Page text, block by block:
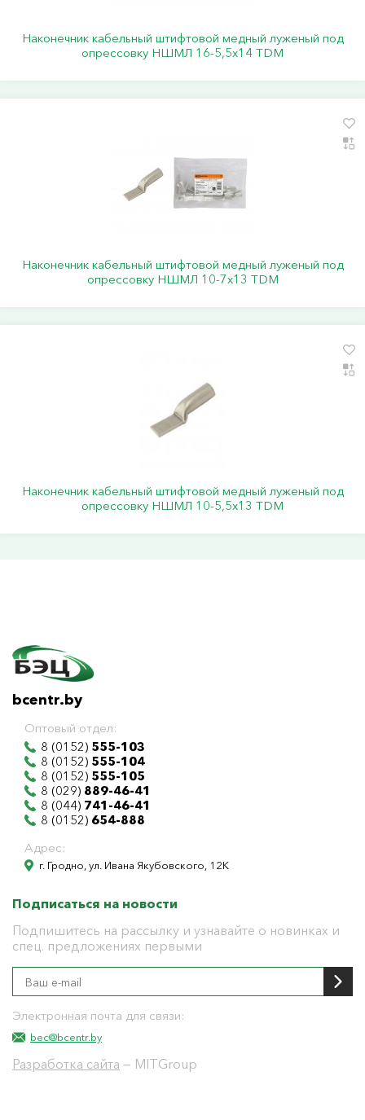
Наконечник кабельный штифтовой медный луженый под
опрессовку НШМЛ 16-5,5х14 TDM
Наконечник кабельный штифтовой медный луженый под
опрессовку НШМЛ 10-7x13 TDM
Наконечник кабельный штифтовой медный луженый под
опрессовку НШМЛ 10-5,5х13 TDM
bcentr.by
Оптовый отдел:
8 (0152) 555-103
8 (0152) 555-104
8 (0152) 555-105
8 (029) 889-46-41
8 (044) 741-46-41
8 (0152) 654-888
Адрес:
г. Гродно, ул. Ивана Якубовского, 12К
Подписаться на новости
Подпишитесь на рассылку и узнавайте о новинках и
спец. предложениях первыми
Электронная почта для связи:
bec@bcentr.by
Разработка сайта — MITGroup